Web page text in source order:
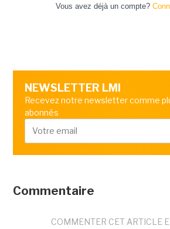
Vous avez déjà un compte?
NEWSLETTER LMI
Recevez notre newsletter comme
abonnés
Commentaire
COMMENTER CET ARTICLE